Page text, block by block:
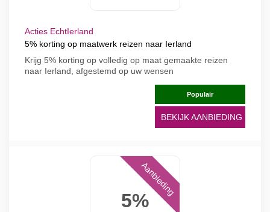
Acties EchtIerland
5% korting op maatwerk reizen naar Ierland
Krijg 5% korting op volledig op maat gemaakte reizen
naar Ierland, afgestemd op uw wensen
Populair
BEKIJK AANBIEDING
5%
Aanbieding